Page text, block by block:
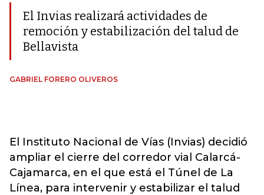
El Invias realizará actividades de
remoción y estabilización del talud de
Bellavista
GABRIEL FORERO OLIVEROS
El Instituto Nacional de Vías (Invias) decidió
ampliar el cierre del corredor vial Calarcá-
Cajamarca, en el que está el Túnel de La
Línea, para intervenir y estabilizar el talud